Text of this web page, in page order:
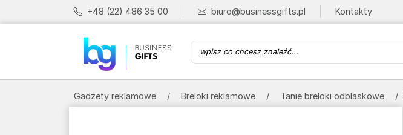
+48 (22) 486 35 00 biuro@businessgifts.pl Kontakty
Gadżety reklamowe Breloki reklamowe Tanie breloki odblaskowe